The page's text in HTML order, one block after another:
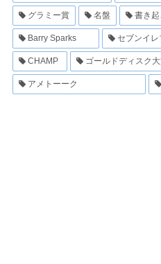
グラミー賞 名盤 書き起
Barry Sparks セブンイレ
CHAMP ゴールドディスク
アメトーーク